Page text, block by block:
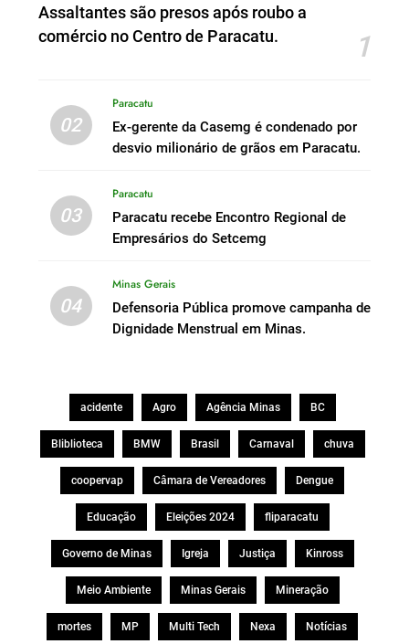
Assaltantes são presos após roubo a
comércio no Centro de Paracatu.
1
02
Paracatu
Ex-gerente da Casemg é condenado por
desvio milionário de grãos em Paracatu.
03
Paracatu
Paracatu recebe Encontro Regional de
Empresários do Setcemg
04
Minas Gerais
Defensoria Pública promove campanha de
Dignidade Menstrual em Minas.
acidente Agro Agência Minas BC
Bliblioteca BMW Brasil Carnaval chuva
coopervap Câmara de Vereadores Dengue
Educação Eleições 2024 fliparacatu
Governo de Minas Igreja Justiça Kinross
Meio Ambiente Minas Gerais Mineração
mortes MP Multi Tech Nexa Notícias